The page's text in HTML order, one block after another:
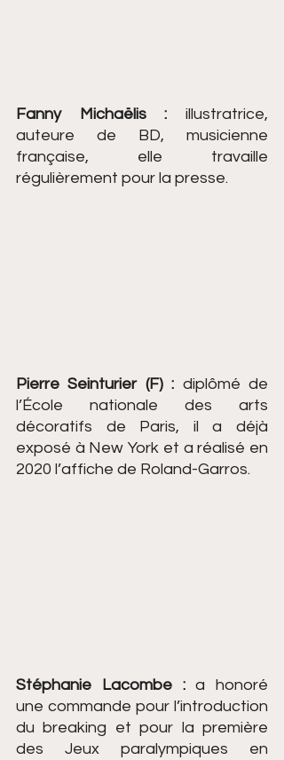
Fanny Michaëlis : illustratrice,
auteure de BD, musicienne
française, elle travaille
régulièrement pour la presse.
Pierre Seinturier (F) : diplômé de
l’École nationale des arts
décoratifs de Paris, il a déjà
exposé à New York et a réalisé en
2020 l’affiche de Roland-Garros.
Stéphanie Lacombe : a honoré
une commande pour l’introduction
du breaking et pour la première
des Jeux paralympiques en